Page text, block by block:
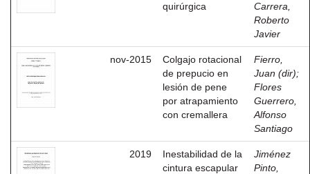
quirúrgica
Carrera,
Roberto
Javier
nov-2015
Colgajo rotacional
de prepucio en
lesión de pene
por atrapamiento
con cremallera
Fierro,
Juan (dir);
Flores
Guerrero,
Alfonso
Santiago
2019
Inestabilidad de la
cintura escapular
Jiménez
Pinto,